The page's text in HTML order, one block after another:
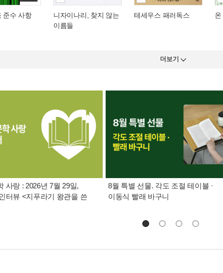
준수 사항
니자이나리, 찾지 않는
이름들
테세우스 패러독스
더보기
사랑 : 2026년 7월 29일,
터뷰 <지푸라기 왕관을 쓴
8월 특별 선물. 각도 조절 테이블 ·
이동식 빨래 바구니